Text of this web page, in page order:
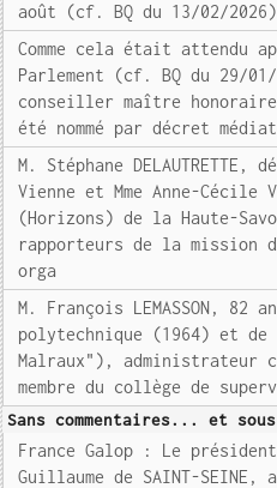
août (cf. BQ du 13/02/
Comme cela était attendu
Parlement (cf. BQ du 29/
conseiller maître
été nommé par décret
M. Stéphane
Vienne et Mme Anne-Cécile
(Horizons) de la Haute-
rapporteurs de la mission
orga
M. François LEMASSON,
polytechnique (1964) et de
Malraux"), administrateur
membre du collège de
Sans commentaires... et
France Galop : Le
Guillaume de SAINT-